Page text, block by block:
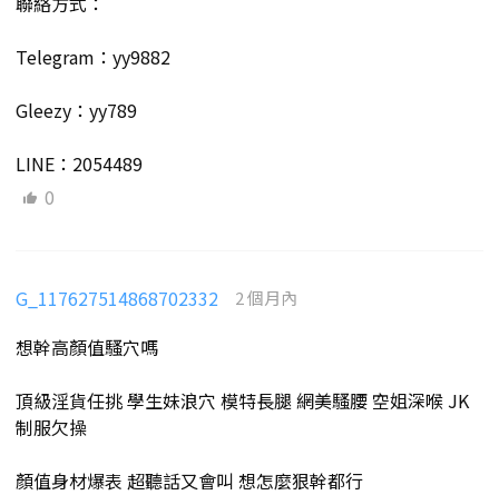
Telegram：yy9882
Gleezy：yy789
LINE：2054489
0
G_117627514868702332 2 個月內
想幹高顏值騷穴嗎
頂級淫貨任挑 學生妹浪穴 模特長腿 網美騷腰 空姐深喉 JK
制服欠操
顏值身材爆表 超聽話又會叫 想怎麼狠幹都行